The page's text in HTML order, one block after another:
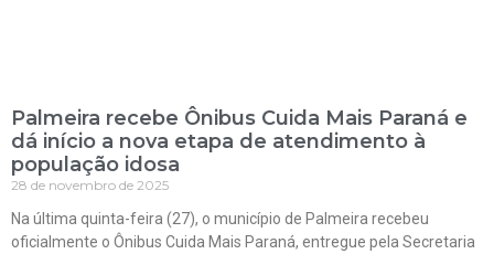
Palmeira recebe Ônibus Cuida Mais Paraná e
dá início a nova etapa de atendimento à
população idosa
28 de novembro de 2025
Na última quinta-feira (27), o município de Palmeira recebeu
oficialmente o Ônibus Cuida Mais Paraná, entregue pela Secretaria